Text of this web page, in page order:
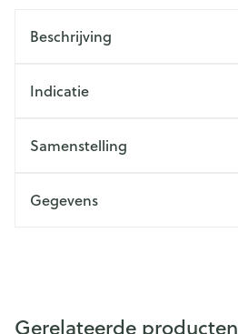
Beschrijving
Indicatie
Samenstelling
Gegevens
Gerelateerde producten